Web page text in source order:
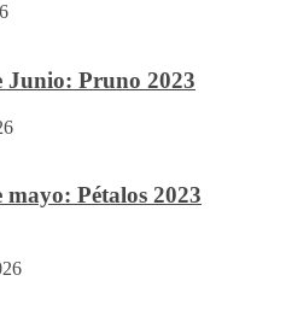
2023
Junio: Pruno 2023